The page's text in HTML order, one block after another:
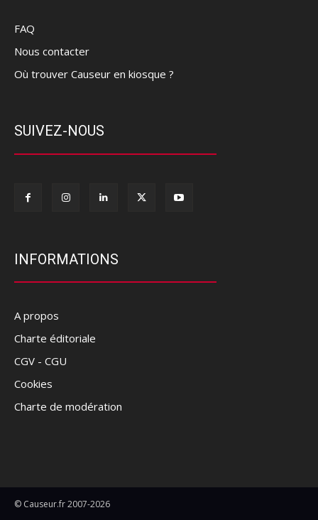
FAQ
Nous contacter
Où trouver Causeur en kiosque ?
SUIVEZ-NOUS
INFORMATIONS
A propos
Charte éditoriale
CGV - CGU
Cookies
Charte de modération
© Causeur.fr 2007-2026